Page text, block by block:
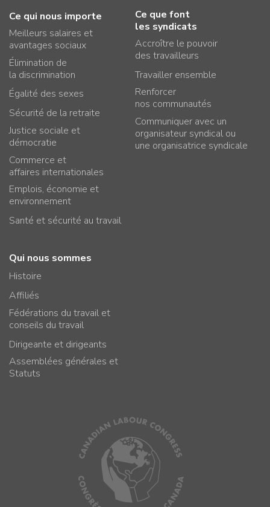
Ce qui nous importe
Meilleurs salaires et
avantages sociaux
Élimination de
la discrimination
Égalité des sexes
Sécurité de la retraite
Justice sociale et
démocratie
Commerce et
affaires internationales
Emplois, économie et
environnement
Santé et sécurité au travail
Ce que font
les syndicats
Accroître le pouvoir
des travailleurs
Travailler ensemble
Renforcer
nos communautés
Communiquer avec un
organisateur syndical ou
une organisatrice syndicale
Qui nous sommes
Histoire
Affiliés
Fédérations du travail et
conseils du travail
Dirigeante et dirigeants
Assemblées générales et
Statuts